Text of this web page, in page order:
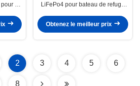
le
LiFePo4 pour bateau de refuge
Obtenez le meilleur prix
2 3 4 5 6
8